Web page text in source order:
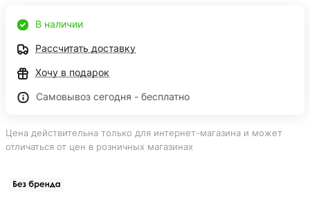
В наличии
Рассчитать доставку
Хочу в подарок
Самовывоз сегодня - бесплатно
Цена действительна только для интернет-магазина и может
отличаться от цен в розничных магазинах